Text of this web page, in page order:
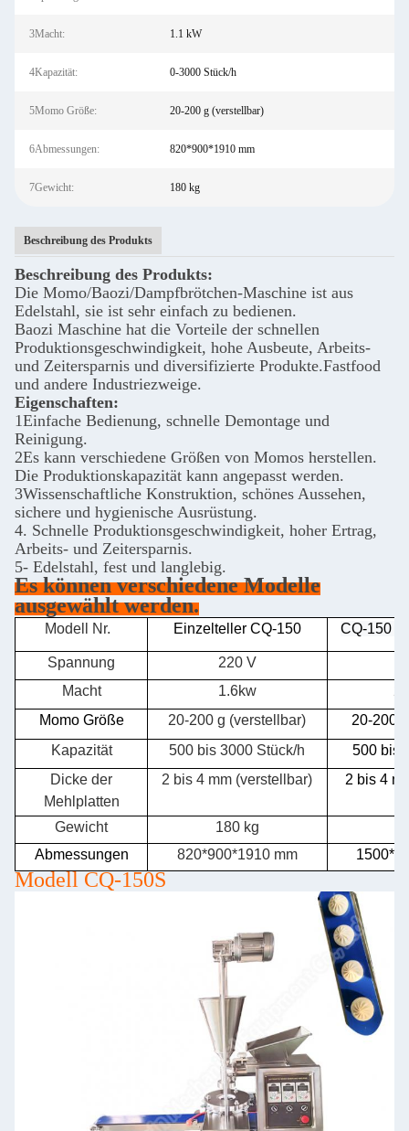
3Macht: 1.1 kW
4Kapazität: 0-3000 Stück/h
5Momo Größe: 20-200 g (verstellbar)
6Abmessungen: 820*900*1910 mm
7Gewicht: 180 kg
Beschreibung des Produkts
Beschreibung des Produkts:
Die Momo/Baozi/Dampfbrötchen-Maschine ist aus
Edelstahl, sie ist sehr einfach zu bedienen.
Baozi Maschine hat die Vorteile der schnellen
Produktionsgeschwindigkeit, hohe Ausbeute, Arbeits-
und Zeitersparnis und diversifizierte Produkte.Fastfood
und andere Industriezweige.
Eigenschaften:
1Einfache Bedienung, schnelle Demontage und
Reinigung.
2Es kann verschiedene Größen von Momos herstellen.
Die Produktionskapazität kann angepasst werden.
3Wissenschaftliche Konstruktion, schönes Aussehen,
sichere und hygienische Ausrüstung.
4. Schnelle Produktionsgeschwindigkeit, hoher Ertrag,
Arbeits- und Zeitersparnis.
5- Edelstahl, fest und langlebig.
Es können verschiedene Modelle
ausgewählt werden.
Modell Nr. Einzelteller CQ-150 CQ-150
Spannung 220 V
Macht
1.6kw
Momo Größe
20-200 g (verstellbar)
20-200
Kapazität
500 bis 3000 Stück/h
500 bis
Dicke der
Mehlplatten
2 bis 4 mm (verstellbar) 2 bis 4
Gewicht 180 kg
Abmessungen
820*900*1910 mm
Modell CQ-150S